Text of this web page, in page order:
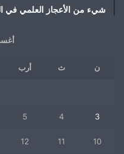
شيء من الأعجاز العلمي في
ن ث أرب
3
4
5
10
11
12